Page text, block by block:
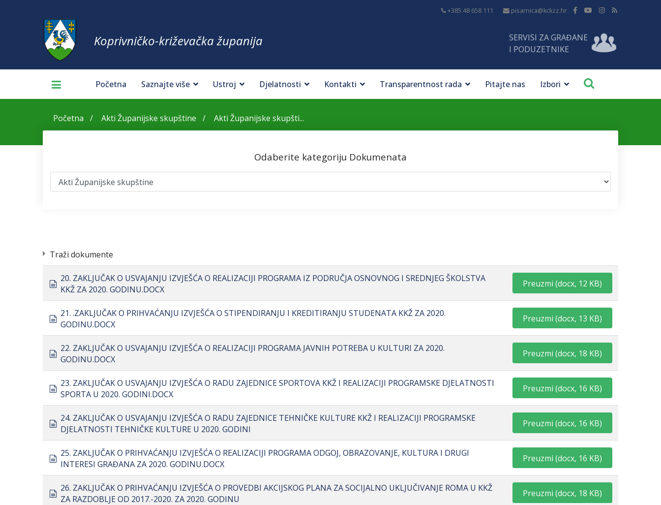
+385 48 658 111 pisarnica@kckzz.hr
Koprivničko-križevačka županija
SERVISI ZA GRAĐANE
I PODUZETNIKE
Početna Saznajte više Ustroj Djelatnosti Kontakti Transparentnost rada Pitajte nas Izbori
Početna Akti Županijske skupštine Akti Županijske skupšti...
Odaberite kategoriju Dokumenata
Traži dokumente
document
20. ZAKLJUČAK O USVAJANJU IZVJEŠĆA O REALIZACIJI PROGRAMA IZ PODRUČJA OSNOVNOG I SREDNJEG ŠKOLSTVA
KKŽ ZA 2020. GODINU.DOCX
Preuzmi (docx, 12 KB)
document
21. .ZAKLJUČAK O PRIHVAĆANJU IZVJEŠĆA O STIPENDIRANJU I KREDITIRANJU STUDENATA KKŽ ZA 2020.
GODINU.DOCX
Preuzmi (docx, 13 KB)
document
22. ZAKLJUČAK O USVAJANJU IZVJEŠĆA O REALIZACIJI PROGRAMA JAVNIH POTREBA U KULTURI ZA 2020.
GODINU.DOCX
Preuzmi (docx, 18 KB)
document
23. ZAKLJUČAK O USVAJANJU IZVJEŠĆA O RADU ZAJEDNICE SPORTOVA KKŽ I REALIZACIJI PROGRAMSKE DJELATNOSTI
SPORTA U 2020. GODINI.DOCX
Preuzmi (docx, 16 KB)
document
24. ZAKLJUČAK O USVAJANJU IZVJEŠĆA O RADU ZAJEDNICE TEHNIČKE KULTURE KKŽ I REALIZACIJI PROGRAMSKE
DJELATNOSTI TEHNIČKE KULTURE U 2020. GODINI
Preuzmi (docx, 16 KB)
document
25. ZAKLJUČAK O PRIHVAĆANJU IZVJEŠĆA O REALIZACIJI PROGRAMA ODGOJ, OBRAZOVANJE, KULTURA I DRUGI
INTERESI GRAĐANA ZA 2020. GODINU.DOCX
Preuzmi (docx, 16 KB)
document
26. ZAKLJUČAK O PRIHVAĆANJU IZVJEŠĆA O PROVEDBI AKCIJSKOG PLANA ZA SOCIJALNO UKLJUČIVANJE ROMA U KKŽ
ZA RAZDOBLJE OD 2017.-2020. ZA 2020. GODINU
Preuzmi (docx, 18 KB)